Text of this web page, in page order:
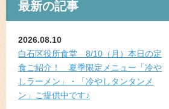
最新の記事
2026.08.10
白石区役所食堂 8/10（月）本日の定
食ご紹介！ 夏季限定メニュー「冷や
しラーメン」・「冷やしタンタンメ
ン」ご提供中です♪